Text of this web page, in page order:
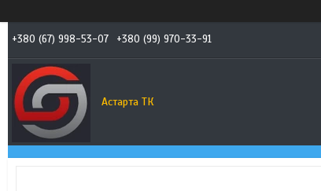
+380 (67) 998-53-07 +380 (99) 970-33-91
Астарта ТК